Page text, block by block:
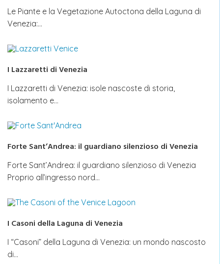
Le Piante e la Vegetazione Autoctona della Laguna di
Venezia:…
I Lazzaretti di Venezia
I Lazzaretti di Venezia: isole nascoste di storia,
isolamento e…
Forte Sant’Andrea: il guardiano silenzioso di Venezia
Forte Sant’Andrea: il guardiano silenzioso di Venezia
Proprio all’ingresso nord…
I Casoni della Laguna di Venezia
I “Casoni” della Laguna di Venezia: un mondo nascosto
di…